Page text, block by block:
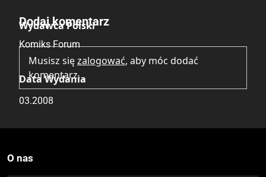
Wydawca Polski
Komiks Forum
Data Wydania
03.2008
I
Dodaj komentarz
Musisz sięzalogować, aby móc dodać
komentarz.
O nas